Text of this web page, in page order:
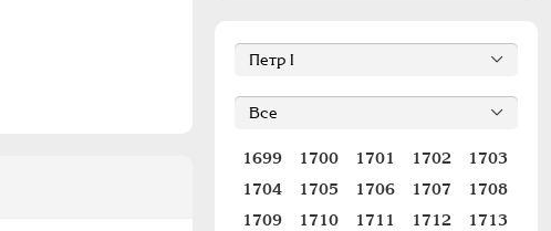
1699 1700 1701 1702
1703
1704
1705 1706 1707
1708
1709
1710 1711 1712
1713